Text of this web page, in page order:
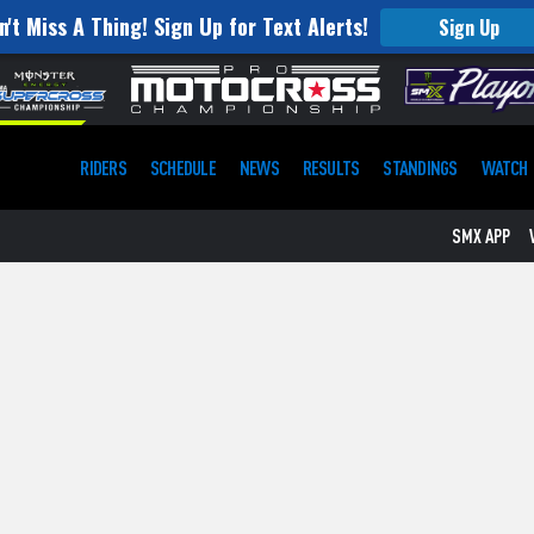
Miss A Thing! Sign Up for Text Alerts! Sign Up
RIDERS SCHEDULE NEWS RESULTS STANDINGS WATCH
SMX APP